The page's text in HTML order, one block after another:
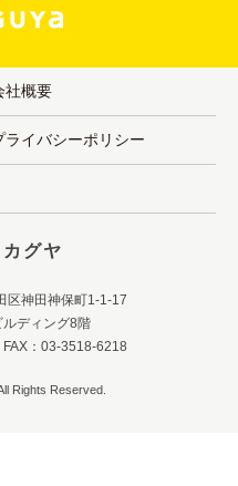
社概要
ライバシーポリシー
グヤ
区神田神保町1-1-17
ディング8階
：03-3518-6218
Rights Reserved.